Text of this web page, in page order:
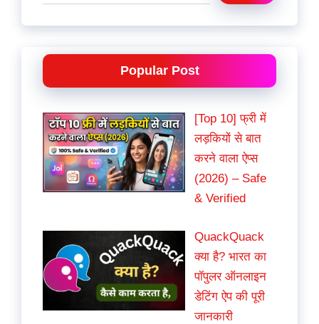
Popular Post
[Top 10] फ्री में
लड़कियों से बात
करने वाला ऐप्स
(2026) – Safe
& Verified
QuackQuack
क्या है? भारत का
पॉपुलर ऑनलाइन
डेटिंग ऐप की पूरी
जानकारी